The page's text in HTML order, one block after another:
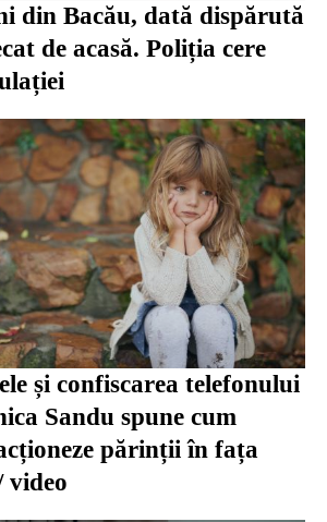
din Bacău, dată dispărută
de acasă. Poliția cere
și confiscarea telefonului
Sandu spune cum
părinții în fața
video